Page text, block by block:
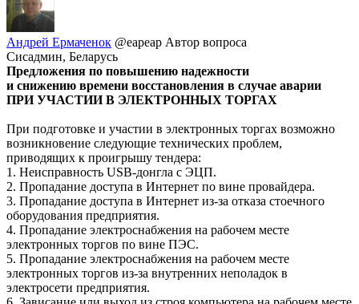
Андрей Ермаченок @eapeap Автор вопроса
Сисадмин, Беларусь
Предложения по повышению надежности
и снижению времени восстановления в случае аварии
ПРИ УЧАСТИИ В ЭЛЕКТРОННЫХ ТОРГАХ
При подготовке и участии в электронных торгах возможно
возникновение следующие технических проблем,
приводящих к проигрышу тендера:
1. Неисправность USB-донгла с ЭЦП.
2. Пропадание доступа в Интернет по вине провайдера.
3. Пропадание доступа в Интернет из-за отказа стоечного
оборудования предприятия.
4. Пропадание электроснабжения на рабочем месте
электронных торгов по вине ПЭС.
5. Пропадание электроснабжения на рабочем месте
электронных торгов из-за внутренних неполадок в
электросети предприятия.